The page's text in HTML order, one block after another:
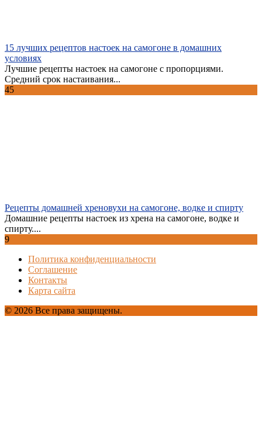
15 лучших рецептов настоек на самогоне в домашних
условиях
Лучшие рецепты настоек на самогоне с пропорциями.
Средний срок настаивания...
45
Рецепты домашней хреновухи на самогоне, водке и спирту
Домашние рецепты настоек из хрена на самогоне, водке и
спирту....
9
Политика конфиденциальности
Соглашение
Контакты
Карта сайта
© 2026 Все права защищены.